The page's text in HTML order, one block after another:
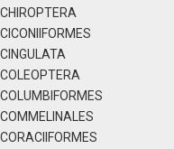
CHIROPTERA
CICONIIFORMES
CINGULATA
COLEOPTERA
COLUMBIFORMES
COMMELINALES
CORACIIFORMES